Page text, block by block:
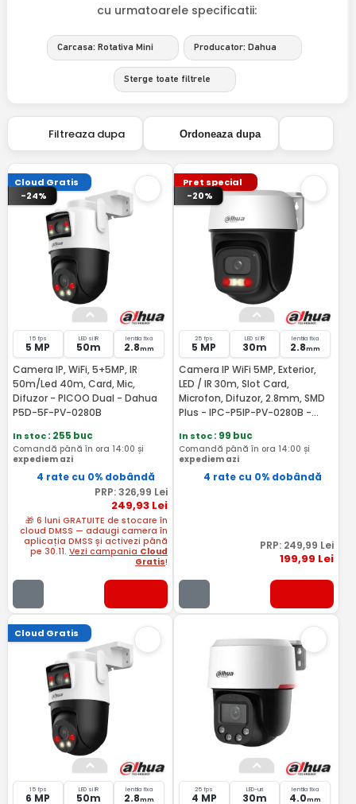
cu urmatoarele specificatii:
Carcasa: Rotativa Mini Producator: Dahua
Sterge toate filtrele
Filtreaza dupa Ordoneaza dupa
Cloud Gratis
-24%
15 fps
5 MP
LED si IR
50m
lentila fixa
2.8mm
Camera IP, WiFi, 5+5MP, IR
50m/Led 40m, Card, Mic,
Difuzor - PICOO Dual - Dahua
P5D-5F-PV-0280B
In stoc: 255 buc
Comandă până în ora 14:00 și
expediem azi
4 rate cu 0% dobândă
PRP:326,99 Lei
249,93Lei
🎁 6 luni GRATUITE de stocare în
cloud DMSS — adaugi camera în
aplicația DMSS și activezi până
pe 30.11. Vezi campania Cloud
Gratis!
Pret special
-20%
25 fps
5 MP
LED si IR
30m
lentila fixa
2.8mm
Camera IP WiFi 5MP, Exterior,
LED / IR 30m, Slot Card,
Microfon, Difuzor, 2.8mm, SMD
Plus - IPC-P5IP-PV-0280B -
In stoc: 99 buc
Comandă până în ora 14:00 și
expediem azi
4 rate cu 0% dobândă
PRP: 249,99 Lei
199,99 Lei
Cloud Gratis
15 fps
6 MP
LED si IR
50m
lentila fixa
2.8mm
25 fps
4 MP
LED-uri
30m
lentila fixa
4.0mm